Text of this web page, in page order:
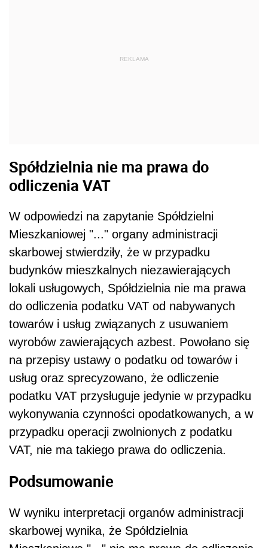
REKLAMA
Spółdzielnia nie ma prawa do
odliczenia VAT
W odpowiedzi na zapytanie Spółdzielni
Mieszkaniowej "..." organy administracji
skarbowej stwierdziły, że w przypadku
budynków mieszkalnych niezawierających
lokali usługowych, Spółdzielnia nie ma prawa
do odliczenia podatku VAT od nabywanych
towarów i usług związanych z usuwaniem
wyrobów zawierających azbest. Powołano się
na przepisy ustawy o podatku od towarów i
usług oraz sprecyzowano, że odliczenie
podatku VAT przysługuje jedynie w przypadku
wykonywania czynności opodatkowanych, a w
przypadku operacji zwolnionych z podatku
VAT, nie ma takiego prawa do odliczenia.
Podsumowanie
W wyniku interpretacji organów administracji
skarbowej wynika, że Spółdzielnia